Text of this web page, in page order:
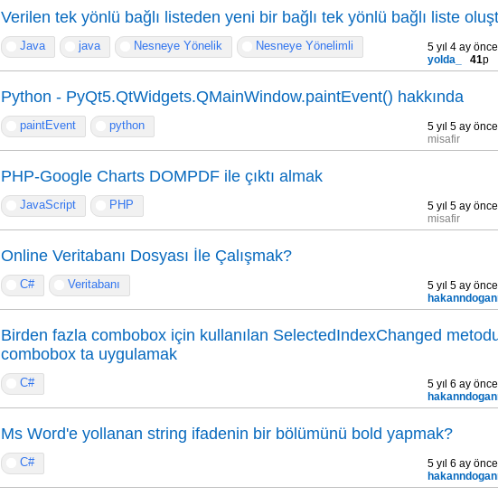
Verilen tek yönlü bağlı listeden yeni bir bağlı tek yönlü bağlı liste
Java java Nesneye Yönelik Nesneye Yönelimli
5 yıl 4 ay önce
yolda_
41p
Python - PyQt5.QtWidgets.QMainWindow.paintEvent() hakkında
paintEvent python
5 yıl 5 ay önce
misafir
PHP-Google Charts DOMPDF ile çıktı almak
JavaScript PHP
5 yıl 5 ay önce
misafir
Online Veritabanı Dosyası İle Çalışmak?
C# Veritabanı
5 yıl 5 ay önce
Birden fazla combobox için kullanılan SelectedIndexChanged
combobox ta uygulamak
C#
5 yıl 6 ay önce
Ms Word'e yollanan string ifadenin bir bölümünü bold yapmak?
C#
5 yıl 6 ay önce